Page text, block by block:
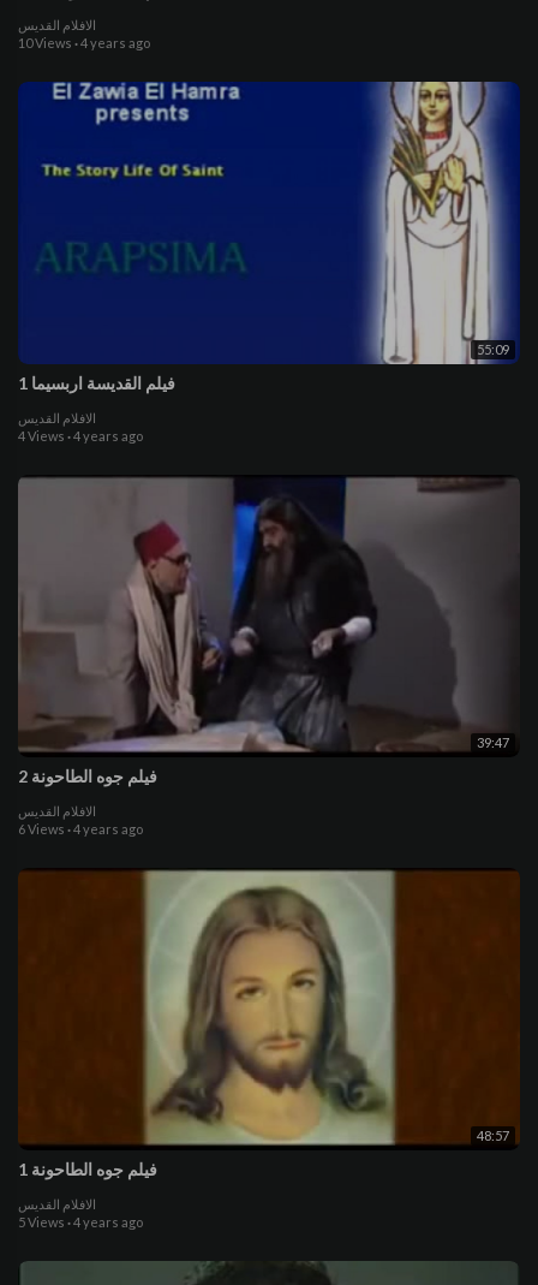
الافلام القديس
10 Views ·4 years ago
55:09
فيلم القديسة اربسيما 1
الافلام القديس
4 Views ·4 years ago
39:47
فيلم جوه الطاحونة 2
الافلام القديس
6 Views ·4 years ago
48:57
فيلم جوه الطاحونة 1
الافلام القديس
5 Views ·4 years ago